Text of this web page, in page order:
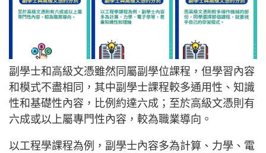
副學士和高級文憑雖然同屬副學位課程，但學習內容
和模式不盡相同，其中副學士課程較多通用性、知識
性和基礎性內容，比例約達六成；至於高級文憑則有
六成或以上屬專門性內容，較為職業導向。
以工程學課程為例，副學士內容多為計算、力學、電